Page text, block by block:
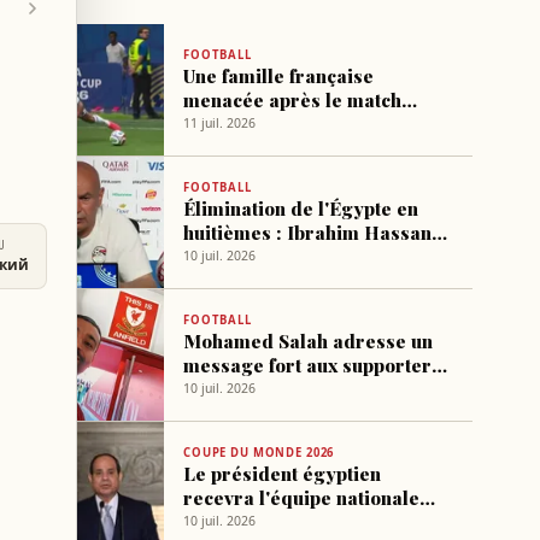
FOOTBALL
Une famille française
menacée après le match
Égypte-Argentine à cause
11 juil. 2026
FOOTBALL
Élimination de l'Égypte en
huitièmes : Ibrahim Hassan
présente ses excuses aux
10 juil. 2026
FOOTBALL
Mohamed Salah adresse un
message fort aux supporters
égyptiens
10 juil. 2026
COUPE DU MONDE 2026
Le président égyptien
recevra l'équipe nationale
après leur qualification
10 juil. 2026